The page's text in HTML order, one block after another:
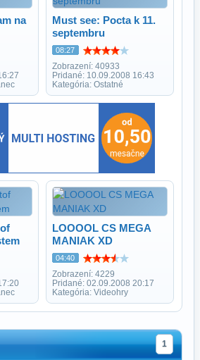
na
Must see: Pocta k 11.
septembru
08:27
Zobrazení: 40933
Pridané: 10.09.2008 16:43
Kategória: Ostatné
LOOOOL CS MEGA
MANIAK XD
04:40
Zobrazení: 4229
Pridané: 02.09.2008 20:17
Kategória: Videohry
1